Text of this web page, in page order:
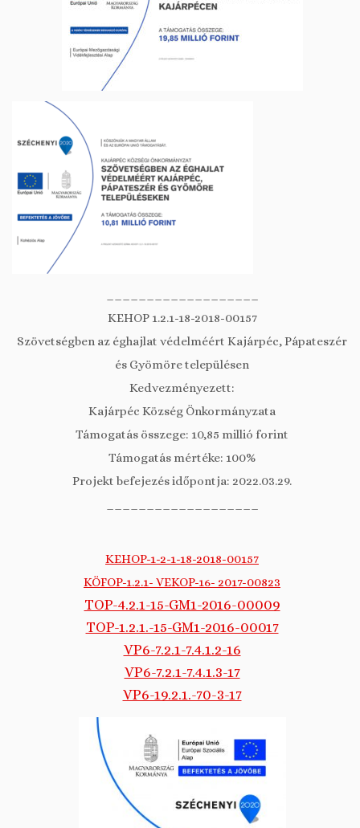
KEHOP 1.2.1-18-2018-00157
Szövetségben az éghajlat védelméért Kajárpéc, Pápateszér
és Gyömöre településen
Kedvezményezett:
Kajárpéc Község Önkormányzata
Támogatás összege: 10,85 millió forint
Támogatás mértéke: 100%
Projekt befejezés időpontja: 2022.03.29.
KEHOP-1-2-1-18-2018-00157
KÖFOP-1.2.1- VEKOP-16- 2017-00823
TOP-4.2.1-15-GM1-2016-00009
TOP-1.2.1.-15-GM1-2016-00017
VP6-7.2.1-7.4.1.2-16
VP6-7.2.1-7.4.1.3-17
VP6-19.2.1.-70-3-17